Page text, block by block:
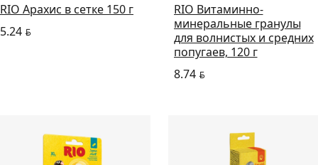
RIO Арахис в сетке 150 г
5.24 BYN
RIO Витаминно-
минеральные гранулы
для волнистых и средних
попугаев, 120 г
8.74BYN